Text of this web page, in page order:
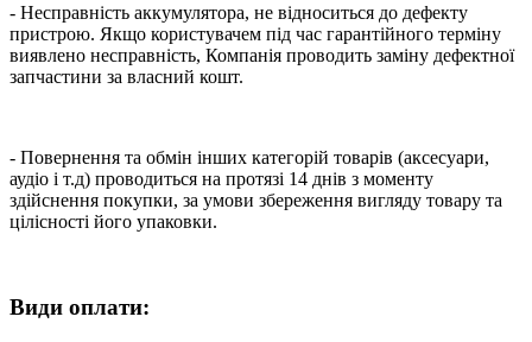
- Несправність аккумулятора, не відноситься до дефекту
пристрою. Якщо користувачем під час гарантійного терміну
виявлено несправність, Компанія проводить заміну дефектної
запчастини за власний кошт.
- Повернення та обмін інших категорій товарів (аксесуари,
аудіо і т.д) проводиться на протязі 14 днів з моменту
здійснення покупки, за умови збереження вигляду товару та
цілісності його упаковки.
Види оплати: